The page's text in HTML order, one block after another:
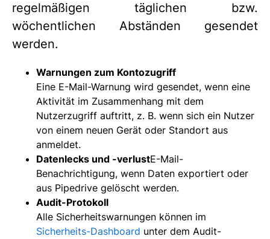
regelmäßigen täglichen bzw.
wöchentlichen Abständen gesendet
werden.
Warnungen zum Kontozugriff
Eine E-Mail-Warnung wird gesendet, wenn eine
Aktivität im Zusammenhang mit dem
Nutzerzugriff auftritt, z. B. wenn sich ein Nutzer
von einem neuen Gerät oder Standort aus
anmeldet.
Datenlecks und -verlustE-Mail-
Benachrichtigung, wenn Daten exportiert oder
aus Pipedrive gelöscht werden.
Audit-Protokoll
Alle Sicherheitswarnungen können im
Sicherheits-Dashboard unter dem Audit-